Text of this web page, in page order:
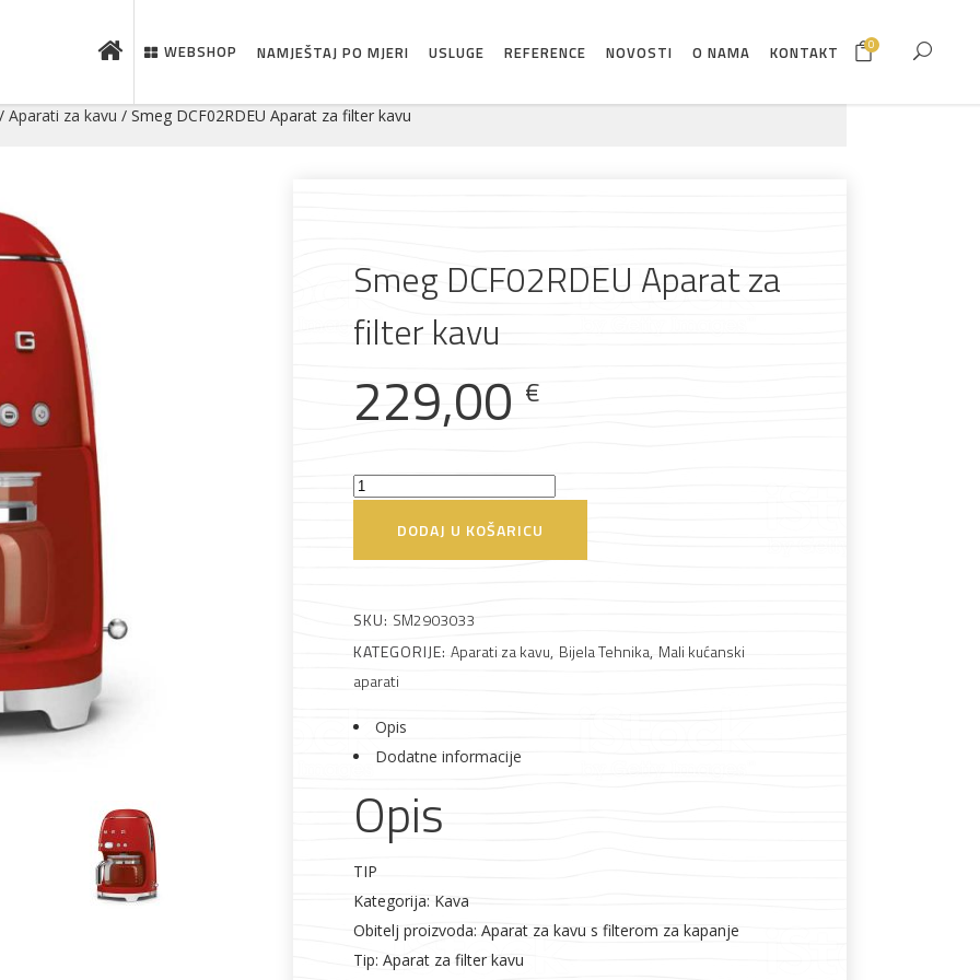
je novo u ponudi
Alati i pribor
Bijela tehnika Elektromaterijal
WEBSHOP NAMJEŠTAJ PO MJERI USLUGE REFERENCE NOVOSTI O NAMA KONTAKT 0
/ Aparati za kavu / Smeg DCF02RDEU Aparat za filter kavu
Smeg DCF02RDEU Aparat za
filter kavu
229,00 €
Smeg
Aparat
kavu
količina
DODAJ U KOŠARICU
SKU: SM2903033
KATEGORIJE: Aparati za kavu, Bijela Tehnika, Mali kućanski
aparati
Opis
Dodatne informacije
Opis
TIP
Kategorija: Kava
Obitelj proizvoda: Aparat za kavu s filterom za kapanje
Tip: Aparat za filter kavu